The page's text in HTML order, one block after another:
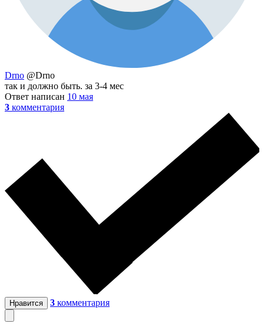
Drno @Drno
так и должно быть. за 3-4 мес
Ответ написан 10 мая
3 комментария
Нравится 3 комментария